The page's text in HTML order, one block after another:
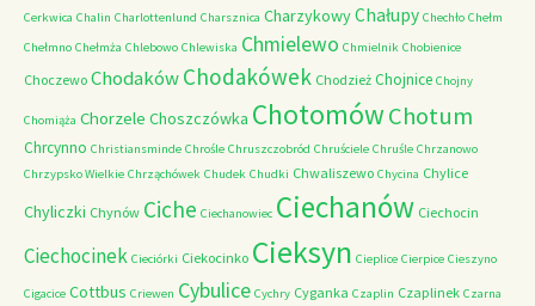
Cerkwica Chalin Charlottenlund Charsznica CharzykowyChałupy Chechło Chełm
Chełmno Chełmża Chlebowo Chlewiska Chmielewo Chmielnik Chobienice
Choczewo ChodakówChodakówek Chodzież Chojnice Chojny
Chomiąża Chorzele Choszczówka ChotomówChotum
Chrcynno Christiansminde Chrośle Chruszczobród Chruściele Chruśle Chrzanowo
Chrzypsko Wielkie Chrząchówek Chudek Chudki Chwaliszewo Chycina Chylice
Chyliczki Chynów Ciche Ciechanowiec Ciechanów Ciechocin
Ciechocinek Cieciórki Ciekocinko Cieksyn Cieplice Cierpice Cieszyno
Cigacice Cottbus Criewen Cybulice Cychry Cyganka Czaplin Czaplinek Czarna